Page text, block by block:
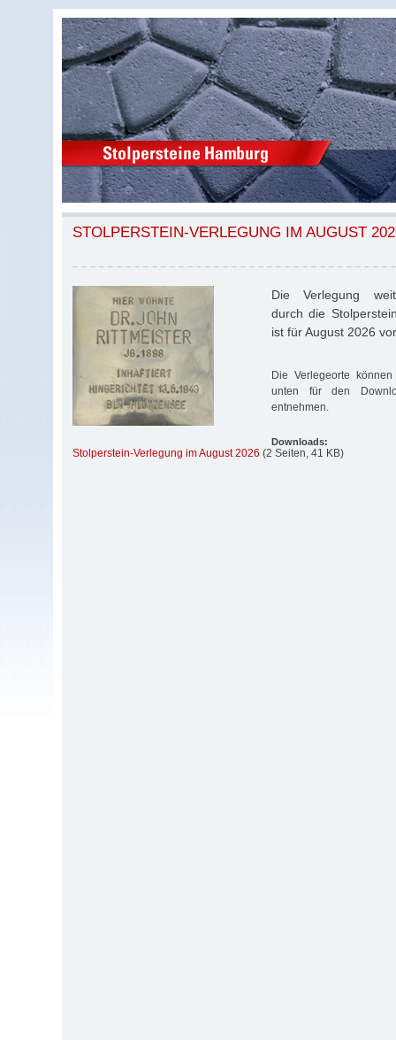
STOLPERSTEIN-VERLEGUNG IM AUGUST
Die Verlegung
durch die
ist für August 2026
Die Verlegeorte
unten für den
entnehmen.
Downloads:
Stolperstein-Verlegung im August 2026 (2 Seiten, 41 KB)